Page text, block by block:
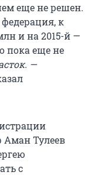
еще не решен.
к
и на 2015-й —
пока еще не
—
Аман Тулеев
с